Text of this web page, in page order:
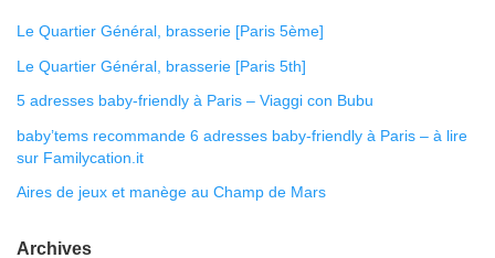
Le Quartier Général, brasserie [Paris 5ème]
Le Quartier Général, brasserie [Paris 5th]
5 adresses baby-friendly à Paris – Viaggi con Bubu
baby’tems recommande 6 adresses baby-friendly à Paris – à lire
sur Familycation.it
Aires de jeux et manège au Champ de Mars
Archives